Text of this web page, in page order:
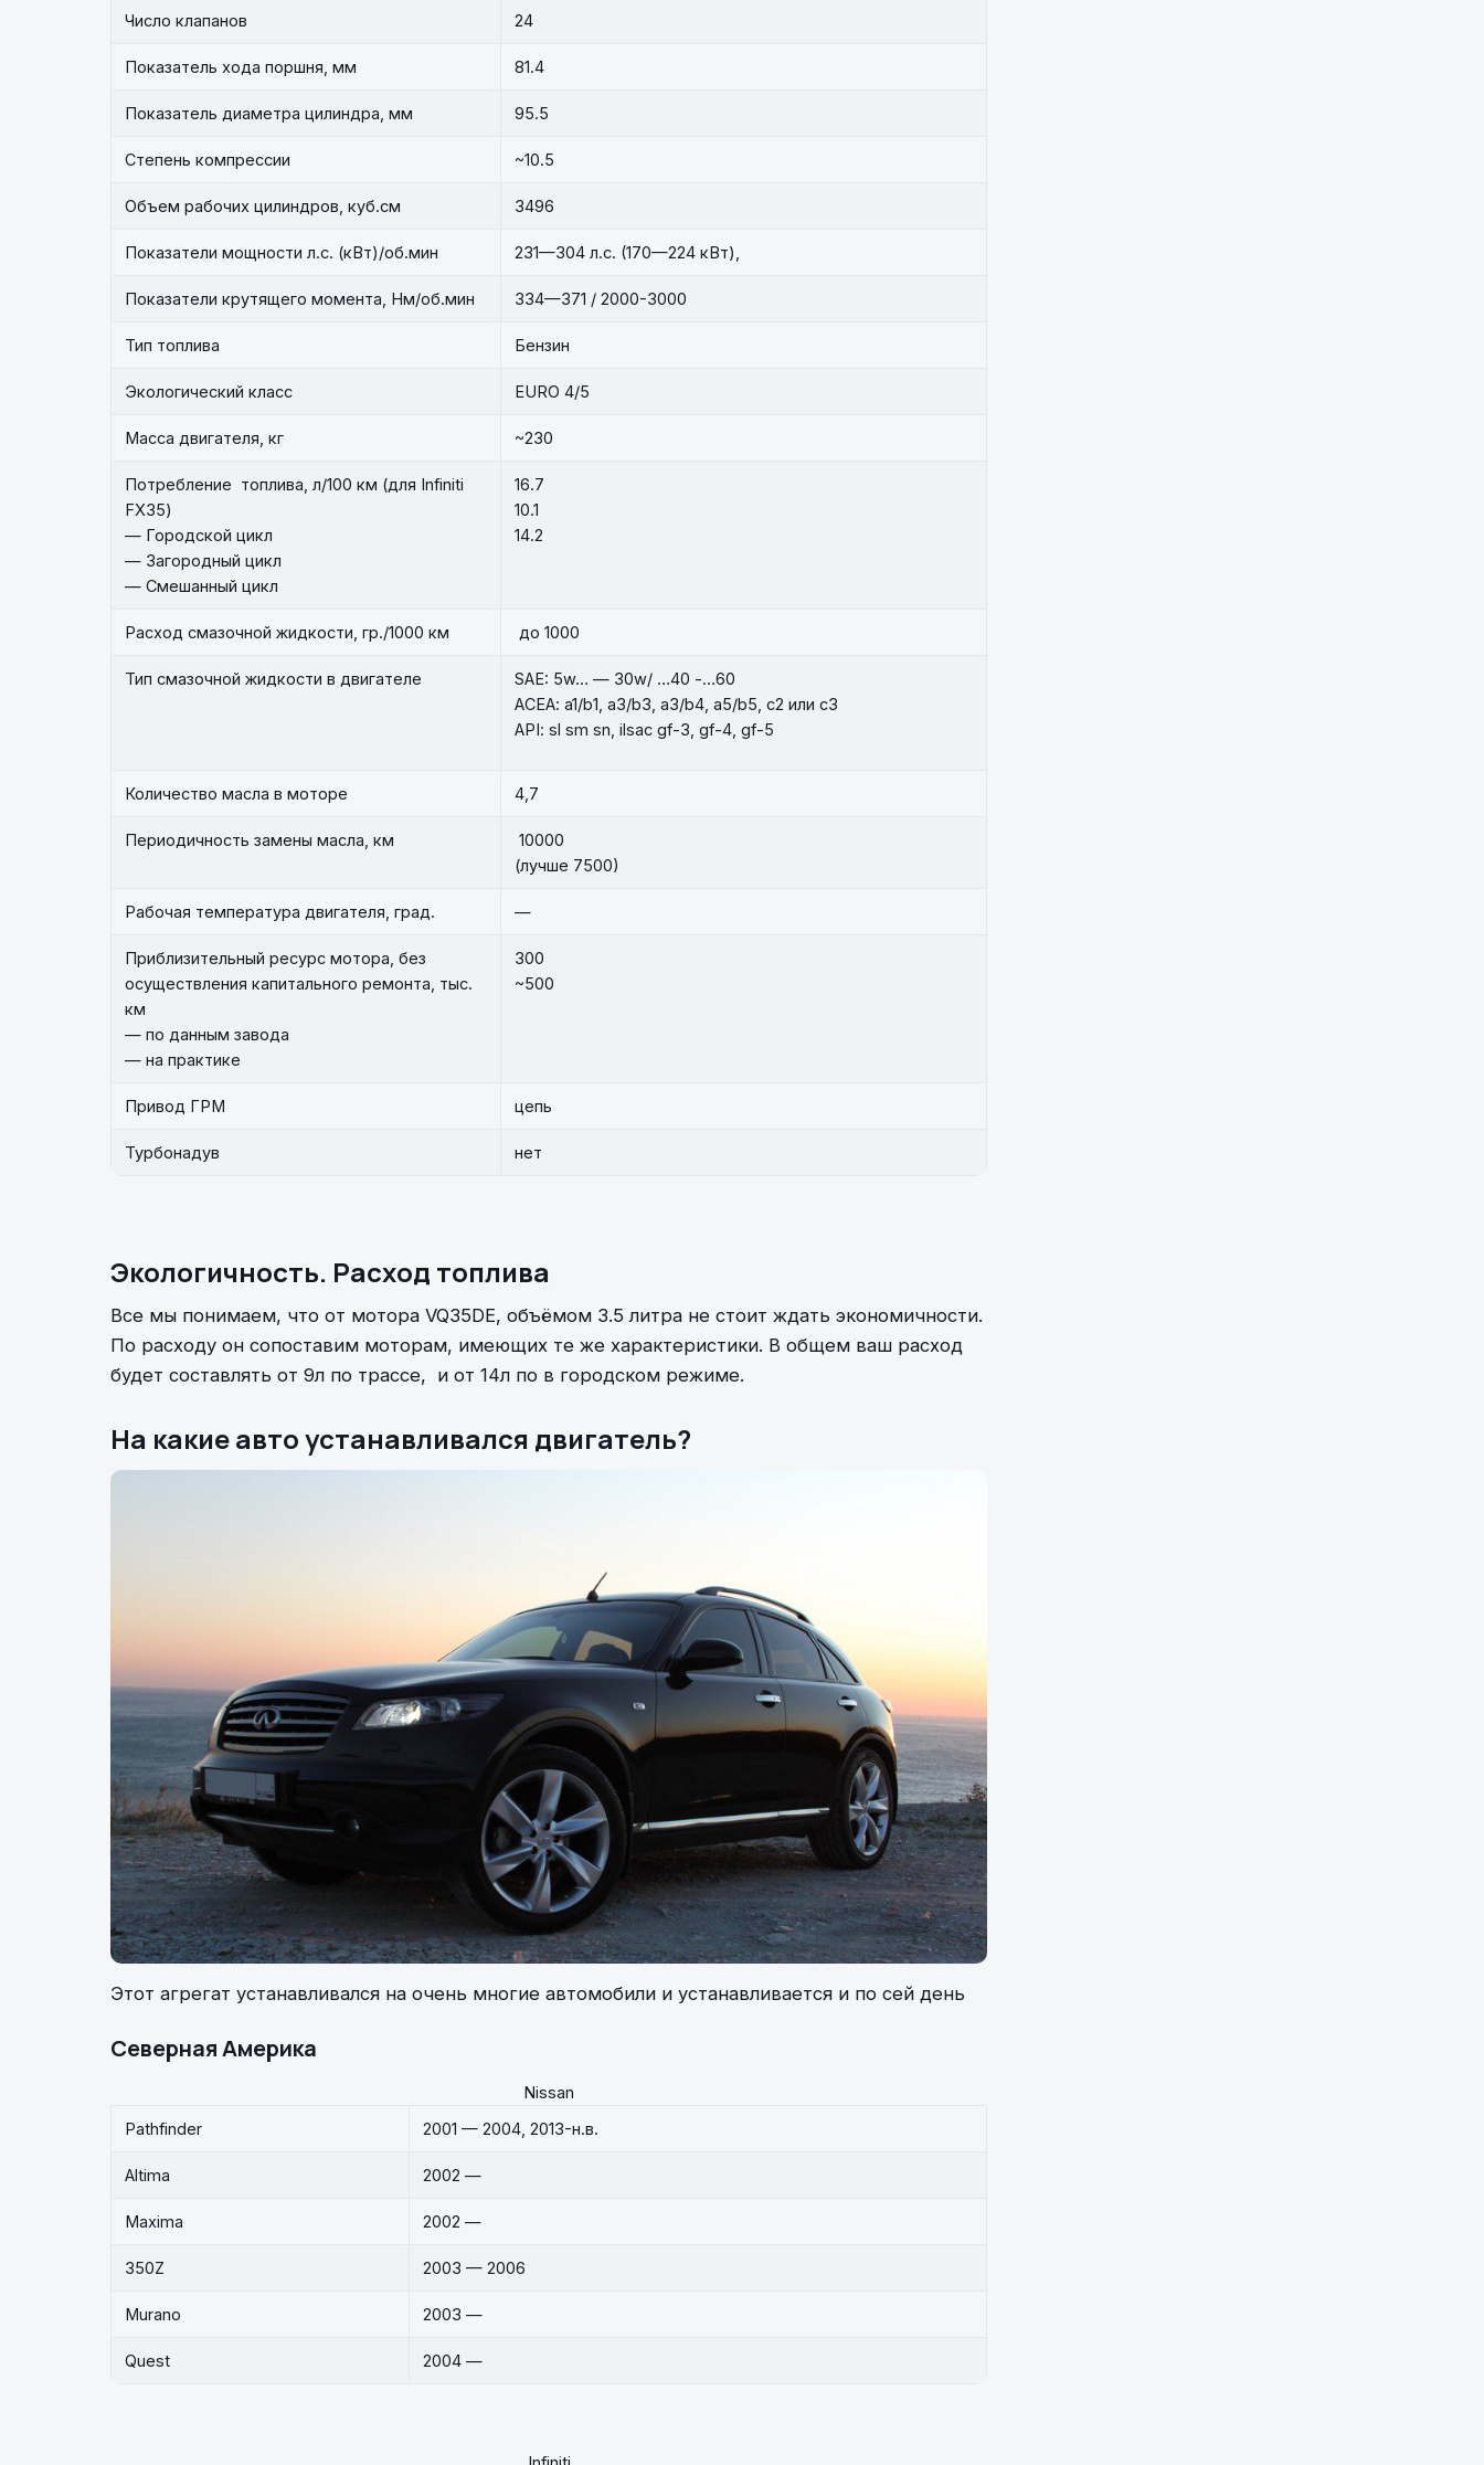
Число клапанов 24
Показатель хода поршня, мм 81.4
Показатель диаметра цилиндра, мм 95.5
Степень компрессии ~10.5
Объем рабочих цилиндров, куб.см 3496
Показатели мощности л.с. (кВт)/об.мин 231—304 л.с. (170—224 кВт),
Показатели крутящего момента, Нм/об.мин 334—371 / 2000-3000
Тип топлива Бензин
Экологический класс EURO 4/5
Масса двигателя, кг ~230
Потребление топлива, л/100 км (для Infiniti
FX35)
— Городской цикл
— Загородный цикл
— Смешанный цикл
16.7
10.1
14.2
Расход смазочной жидкости, гр./1000 км до 1000
Тип смазочной жидкости в двигателе
SAE: 5w… — 30w/ …40 -…60
ACEA: a1/b1, a3/b3, a3/b4, a5/b5, c2 или c3
API: sl sm sn, ilsac gf-3, gf-4, gf-5
Количество масла в моторе 4,7
Периодичность замены масла, км
10000
(лучше 7500)
Рабочая температура двигателя, град. —
Приблизительный ресурс мотора, без
осуществления капитального ремонта, тыс.
км
— по данным завода
— на практике
300
~500
Привод ГРМ цепь
Турбонадув нет
Экологичность. Расход топлива
Все мы понимаем, что от мотора VQ35DE, объёмом 3.5 литра не стоит ждать экономичности.
По расходу он сопоставим моторам, имеющих те же характеристики. В общем ваш расход
будет составлять от 9л по трассе, и от 14л по в городском режиме.
На какие авто устанавливался двигатель?
Этот агрегат устанавливался на очень многие автомобили и устанавливается и по сей день
Северная Америка
Nissan
Pathfinder
2001 — 2004, 2013-н.в.
Altima 2002 —
Maxima 2002 —
350Z 2003 — 2006
Murano 2003 —
Quest 2004 —